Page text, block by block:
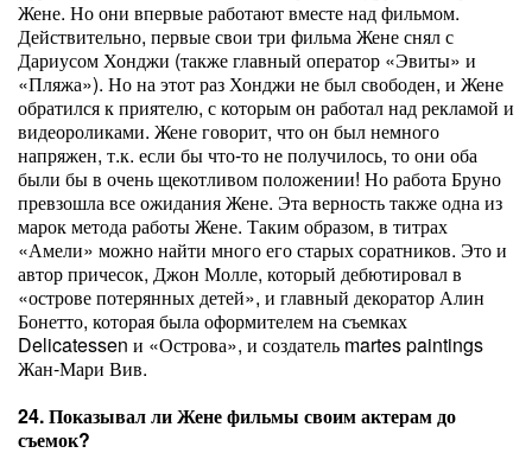
Жене. Но они впервые работают вместе над фильмом.
Действительно, первые свои три фильма Жене снял с
Дариусом Хонджи (также главный оператор «Эвиты» и
«Пляжа»). Но на этот раз Хонджи не был свободен, и Жене
обратился к приятелю, с которым он работал над рекламой и
видеороликами. Жене говорит, что он был немного
напряжен, т.к. если бы что-то не получилось, то они оба
были бы в очень щекотливом положении! Но работа Бруно
превзошла все ожидания Жене. Эта верность также одна из
марок метода работы Жене. Таким образом, в титрах
«Амели» можно найти много его старых соратников. Это и
автор причесок, Джон Молле, который дебютировал в
«острове потерянных детей», и главный декоратор Алин
Бонетто, которая была оформителем на съемках
Delicatessen и «Острова», и создатель martes paintings
Жан-Мари Вив.
24. Показывал ли Жене фильмы своим актерам до
съемок?